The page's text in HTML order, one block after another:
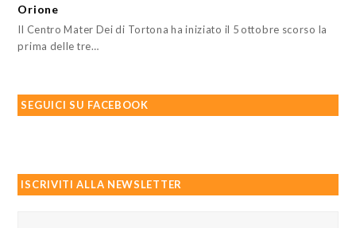
Orione
Il Centro Mater Dei di Tortona ha iniziato il 5 ottobre scorso la
prima delle tre…
SEGUICI SU FACEBOOK
ISCRIVITI ALLA NEWSLETTER